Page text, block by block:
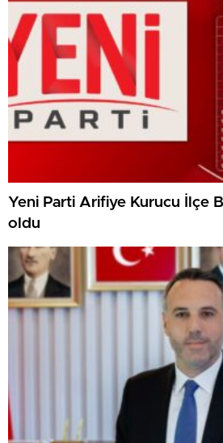
Yeni Parti Arifiye Kurucu İlçe
oldu